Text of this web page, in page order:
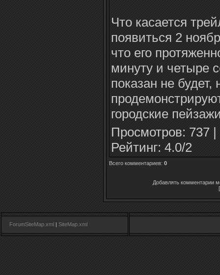
Что касается
появиться 2
что его
минуту и четыре
показан не
городские
Просмотров: 737 |
Рейтинг: 4.0/2
Всего комментариев: 0
Добавлять комментарии
ForumSiteMap.xml | SiteMap.xml